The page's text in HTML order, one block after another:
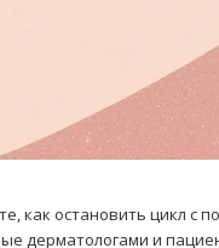
как остановить цикл с
дерматологами и